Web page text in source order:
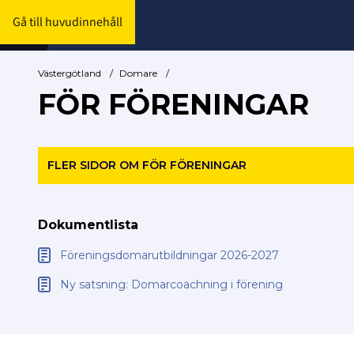
Gå till huvudinnehåll
Västergötland / Domare /
FÖR FÖRENINGAR
FLER SIDOR OM FÖR FÖRENINGAR
Dokumentlista
Föreningsdomarutbildningar 2026-2027
Ny satsning: Domarcoachning i förening